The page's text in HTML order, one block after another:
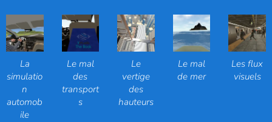
La
simulatio
n
automob
ile
Le mal
des
transport
s
Le
vertige
des
hauteurs
Le mal
de mer
Les flux
visuels